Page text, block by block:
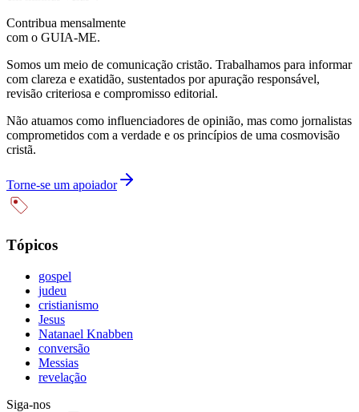
Contribua mensalmente
com o GUIA-ME.
Somos um meio de comunicação cristão. Trabalhamos para informar
com clareza e exatidão, sustentados por apuração responsável,
revisão criteriosa e compromisso editorial.
Não atuamos como influenciadores de opinião, mas como jornalistas
comprometidos com a verdade e os princípios de uma cosmovisão
cristã.
Torne-se um apoiador
Tópicos
gospel
judeu
cristianismo
Jesus
Natanael Knabben
conversão
Messias
revelação
Siga-nos